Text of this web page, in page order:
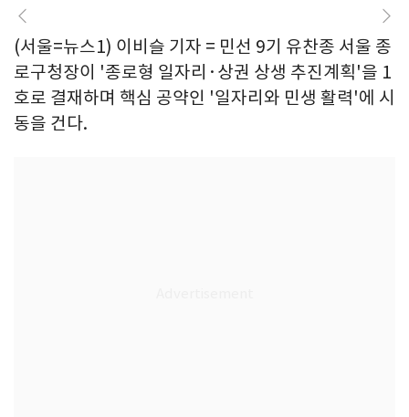
(서울=뉴스1) 이비슬 기자 = 민선 9기 유찬종 서울 종
로구청장이 '종로형 일자리·상권 상생 추진계획'을 1
호로 결재하며 핵심 공약인 '일자리와 민생 활력'에 시
동을 건다.